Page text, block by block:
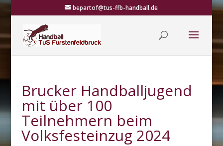
bepartof@tus-ffb-handball.de
Brucker Handballjugend
mit über 100
Teilnehmern beim
Volksfesteinzug 2024